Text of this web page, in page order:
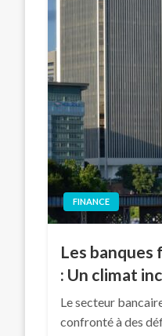
FINANCE
Les banques
: Un climat
Le secteur
confronté à des